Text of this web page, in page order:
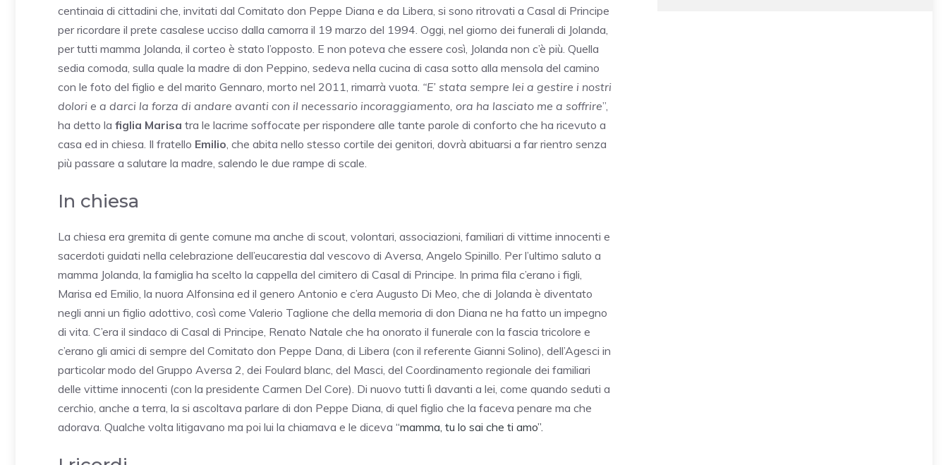
centinaia di cittadini che, invitati dal Comitato don Peppe Diana e da Libera, si sono ritrovati a Casal di Principe
per ricordare il prete casalese ucciso dalla camorra il 19 marzo del 1994. Oggi, nel giorno dei funerali di Jolanda,
per tutti mamma Jolanda, il corteo è stato l’opposto. E non poteva che essere così, Jolanda non c’è più. Quella
sedia comoda, sulla quale la madre di don Peppino, sedeva nella cucina di casa sotto alla mensola del camino
con le foto del figlio e del marito Gennaro, morto nel 2011, rimarrà vuota. “E’ stata sempre lei a gestire i nostri
dolori e a darci la forza di andare avanti con il necessario incoraggiamento, ora ha lasciato me a soffrire”,
ha detto la figlia Marisa tra le lacrime soffocate per rispondere alle tante parole di conforto che ha ricevuto a
casa ed in chiesa. Il fratello Emilio, che abita nello stesso cortile dei genitori, dovrà abituarsi a far rientro senza
più passare a salutare la madre, salendo le due rampe di scale.
In chiesa
La chiesa era gremita di gente comune ma anche di scout, volontari, associazioni, familiari di vittime innocenti e
sacerdoti guidati nella celebrazione dell’eucarestia dal vescovo di Aversa, Angelo Spinillo. Per l’ultimo saluto a
mamma Jolanda, la famiglia ha scelto la cappella del cimitero di Casal di Principe. In prima fila c’erano i figli,
Marisa ed Emilio, la nuora Alfonsina ed il genero Antonio e c’era Augusto Di Meo, che di Jolanda è diventato
negli anni un figlio adottivo, così come Valerio Taglione che della memoria di don Diana ne ha fatto un impegno
di vita. C’era il sindaco di Casal di Principe, Renato Natale che ha onorato il funerale con la fascia tricolore e
c’erano gli amici di sempre del Comitato don Peppe Dana, di Libera (con il referente Gianni Solino), dell’Agesci in
particolar modo del Gruppo Aversa 2, dei Foulard blanc, del Masci, del Coordinamento regionale dei familiari
delle vittime innocenti (con la presidente Carmen Del Core). Di nuovo tutti lì davanti a lei, come quando seduti a
cerchio, anche a terra, la si ascoltava parlare di don Peppe Diana, di quel figlio che la faceva penare ma che
adorava. Qualche volta litigavano ma poi lui la chiamava e le diceva “mamma, tu lo sai che ti amo”.